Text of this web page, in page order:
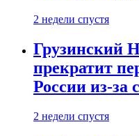
2 недели спустя
Грузинский
прекратит
России из-за
2 недели спустя